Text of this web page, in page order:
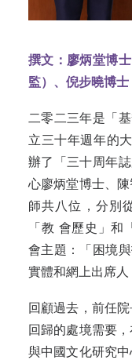
撰文：廖炳堂博
監）、倪步曉博士
二零二三年是「
立三十年週年的
辦了「三十周年
心廖炳堂博士、
師共八位，分別
「教 會歷史」
會主題：「困境
實體和網上出席人
回顧過去，前任
回歸的處境需要
與中國文化研究